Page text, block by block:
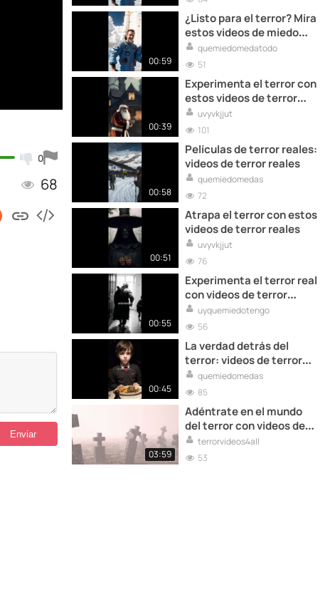
0
68
00:59
¿Listo para el terror? Mira
estos videos de miedo
reales
quemiedomedatodo
51
00:39
Experimenta el terror con
estos videos de terror
reales
uvyvkjjut
101
00:58
Películas de terror reales:
videos de terror reales
quemiedomedas
72
00:51
Atrapa el terror con estos
videos de terror reales
uvyvkjjut
76
00:55
Experimenta el terror real
con videos de terror
reales
uyquemiedotengo
56
00:45
La verdad detrás del
terror: videos de terror
reales
quemiedomedas
85
03:59
Adéntrate en el mundo
del terror con videos de
terror reales
terrorvideos4all
53